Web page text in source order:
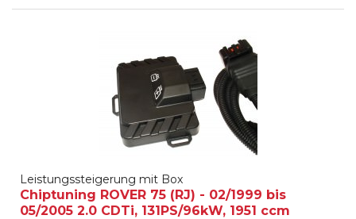
Leistungssteigerung mit Box
Chiptuning ROVER 75 (RJ) - 02/1999 bis
05/2005 2.0 CDTi, 131PS/96kW, 1951 ccm